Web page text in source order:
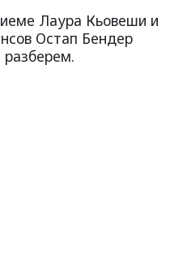
Лаура Кьовеши и
Остап Бендер
разберем.